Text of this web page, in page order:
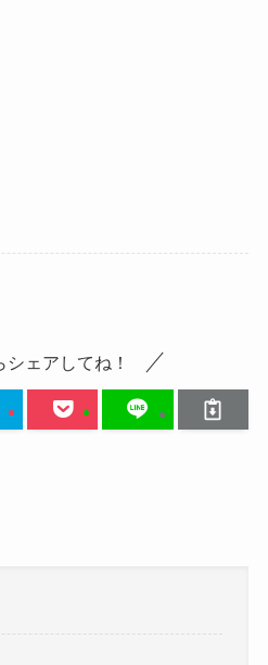
シェアしてね！